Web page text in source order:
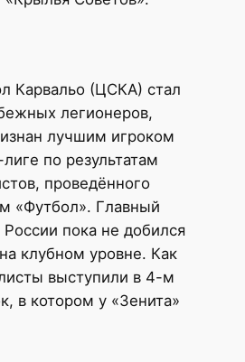
Карвальо (ЦСКА) стал
легионеров,
лучшим игроком
по результатам
проведённого
«Футбол». Главный
пока не добился
клубном уровне. Как
выступили в 4-м
в котором у «Зенита»